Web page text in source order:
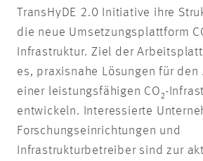
TransHyDE 2.0 Initiative ihre
die neue Umsetzungsplattform
Infrastruktur. Ziel der
es, praxisnahe Lösungen für den
einer leistungsfähigen CO₂-
entwickeln. Interessierte
Forschungseinrichtungen und
Infrastrukturbetreiber sind zur